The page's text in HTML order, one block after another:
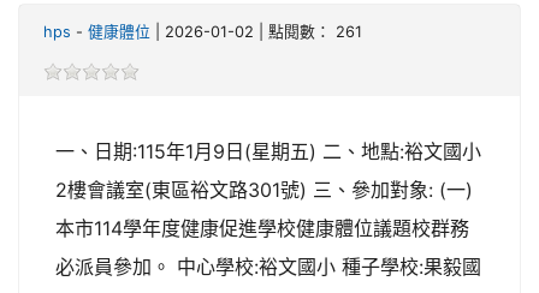
hps - 健康體位 | 2026-01-02 | 點閱數： 261
一、日期:115年1月9日(星期五) 二、地點:裕文國小
2樓會議室(東區裕文路301號) 三、參加對象: (一)
本市114學年度健康促進學校健康體位議題校群務
必派員參加。 中心學校:裕文國小 種子學校:果毅國